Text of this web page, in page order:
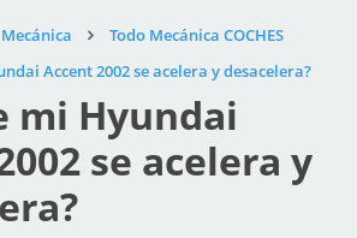
Mecánica
Todo Mecánica COCHES
Accent 2002 se acelera y desacelera?
mi Hyundai
se acelera y